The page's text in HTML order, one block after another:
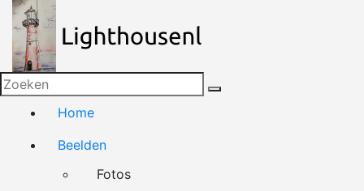
Naar
de
inhoud
springen
Home
Beelden
Fotos